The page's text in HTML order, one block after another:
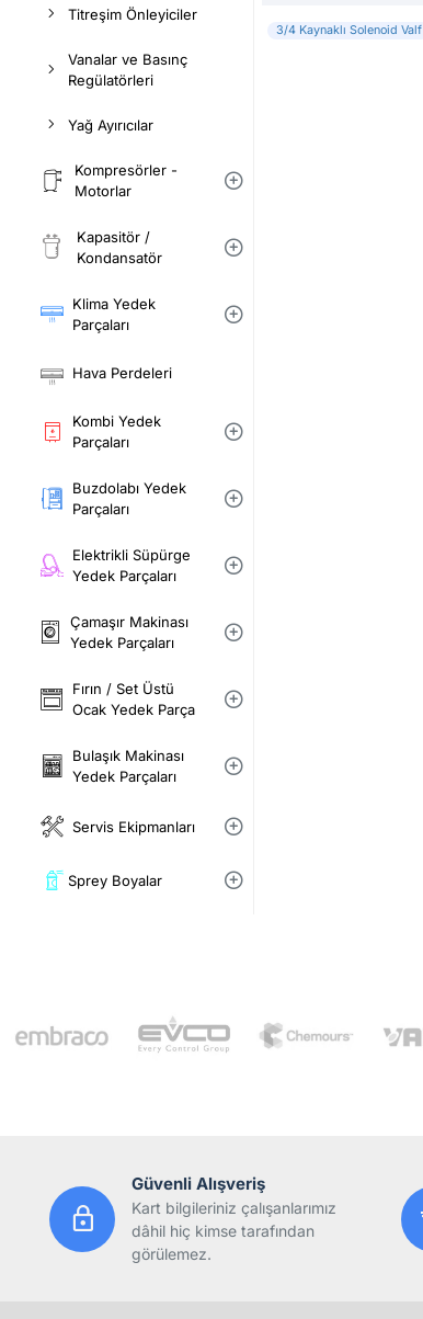
Titreşim Önleyiciler
Vanalar ve Basınç
Regülatörleri
Yağ Ayırıcılar
Kompresörler -
Motorlar
Kapasitör /
Kondansatör
Klima Yedek
Parçaları
Hava Perdeleri
Kombi Yedek
Parçaları
Buzdolabı Yedek
Parçaları
Elektrikli Süpürge
Yedek Parçaları
Çamaşır Makinası
Yedek Parçaları
Fırın / Set Üstü
Ocak Yedek Parça
Bulaşık Makinası
Yedek Parçaları
Servis Ekipmanları
Sprey Boyalar
3/4 Kaynaklı Solenoid Valf
Güvenli Alışveriş
Kart bilgileriniz çalışanlarımız
dâhil hiç kimse tarafından
görülemez.